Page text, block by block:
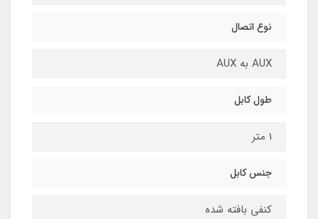
نوع اتصال
AUX به AUX
طول کابل
1 متر
جنس کابل
کنفی بافته شده